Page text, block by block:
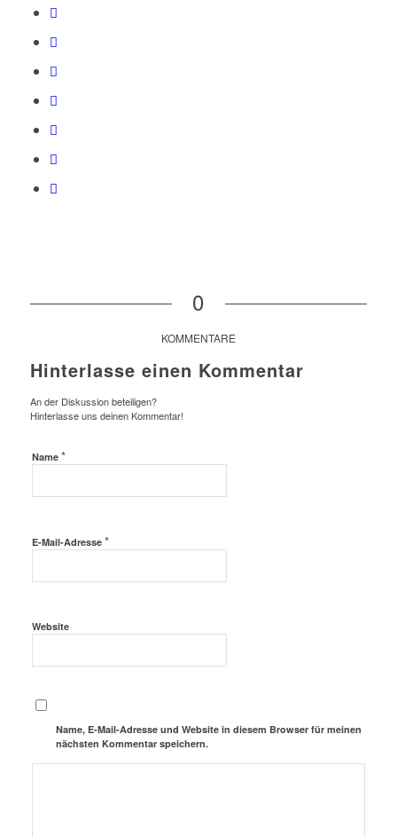
0
KOMMENTARE
Hinterlasse einen Kommentar
An der Diskussion beteiligen?
Hinterlasse uns deinen Kommentar!
Name *
E-Mail-Adresse *
Website
Name, E-Mail-Adresse und Website in diesem Browser für meinen
nächsten Kommentar speichern.